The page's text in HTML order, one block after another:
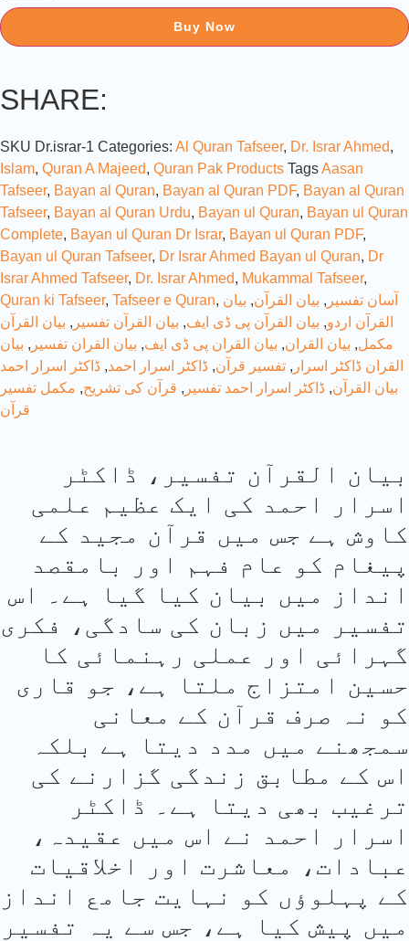
Buy Now
SHARE:
SKU Dr.israr-1 Categories: Al Quran Tafseer, Dr. Israr Ahmed,
Islam, Quran A Majeed, Quran Pak Products TagsAasan
Tafseer, Bayan al Quran, Bayan al Quran PDF, Bayan al Quran
Tafseer, Bayan al Quran Urdu, Bayan ul Quran, Bayan ul Quran
Complete, Bayan ul Quran Dr Israr, Bayan ul Quran PDF,
Bayan ul Quran Tafseer, Dr Israr Ahmed Bayan ul Quran, Dr
Israr Ahmed Tafseer, Dr. Israr Ahmed, Mukammal Tafseer,
Quran ki Tafseer, Tafseer e Quran, آسان تفسیر , بیان القرآن, بیان
القرآن اردو, بیان القرآن پی ڈی ایف, بیان القرآن تفسیر , بیان القرآن
مکمل, بیان القران, بیان القران پی ڈی ایف, بیان القران تفسیر , بیان
القران ڈاکٹر اسرار , تفسیر قرآن, ڈاکٹر اسرار احمد, ڈاکٹر اسرار احمد
بیان القرآن, ڈاکٹر اسرار احمد تفسیر , قرآن کی تشریح, مکمل تفسیر
قرآن
بیان القرآن تفسیر، ڈاکٹر
اسرار احمد کی ایک عظیم علمی
کاوش ہے جس میں قرآن مجید کے
پیغام کو عام فہم اور بامقصد
انداز میں بیان کیا گیا ہے۔ اس
تفسیر میں زبان کی سادگی، فکری
گہرائی اور عملی رہنمائی کا
حسین امتزاج ملتا ہے، جو قاری
کو نہ صرف قرآن کے معانی
سمجھنے میں مدد دیتا ہے بلکہ
اس کے مطابق زندگی گزارنے کی
ترغیب بھی دیتا ہے۔ ڈاکٹر
اسرار احمد نے اس میں عقیدہ،
عبادات، معاشرت اور اخلاقیات
کے پہلوؤں کو نہایت جامع انداز
میں پیش کیا ہے، جس سے یہ تفسیر